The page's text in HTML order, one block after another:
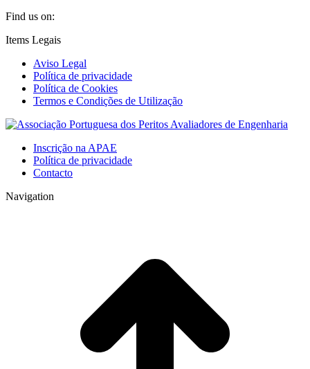
Find us on:
Facebook
opens
new
window
X
opens
new
window
Skype
opens
new
window
Mail
opens
new
window
Website
opens
new
window
Items Legais
Aviso Legal
Política de privacidade
Política de Cookies
Termos e Condições de Utilização
Inscrição na APAE
Política de privacidade
Contacto
Navigation